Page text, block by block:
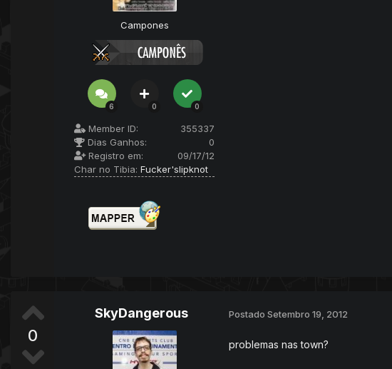
Campones
6 0 0
Member ID:
355337
Dias Ganhos:
0
Registro em:
09/17/12
Char no Tibia: Fucker'slipknot
0
SkyDangerous Postado Setembro 19, 2012
problemas nas town?